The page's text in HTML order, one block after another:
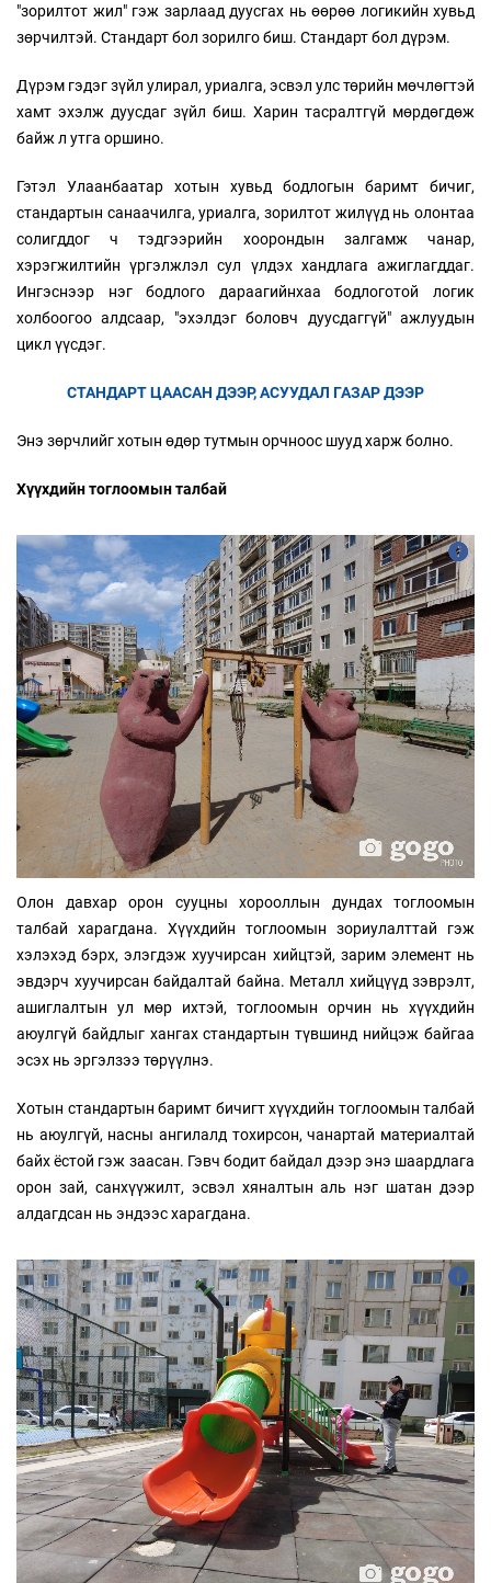
"зорилтот жил" гэж зарлаад дуусгах нь өөрөө логикийн хувьд
зөрчилтэй. Стандарт бол зорилго биш. Стандарт бол дүрэм.
Дүрэм гэдэг зүйл улирал, уриалга, эсвэл улс төрийн мөчлөгтэй
хамт эхэлж дуусдаг зүйл биш. Харин тасралтгүй мөрдөгдөж
байж л утга оршино.
Гэтэл Улаанбаатар хотын хувьд бодлогын баримт бичиг,
стандартын санаачилга, уриалга, зорилтот жилүүд нь олонтаа
солигддог ч тэдгээрийн хоорондын залгамж чанар,
хэрэгжилтийн үргэлжлэл сул үлдэх хандлага ажиглагддаг.
Ингэснээр нэг бодлого дараагийнхаа бодлоготой логик
холбоогоо алдсаар, "эхэлдэг боловч дуусдаггүй" ажлуудын
цикл үүсдэг.
СТАНДАРТ ЦААСАН ДЭЭР, АСУУДАЛ ГАЗАР ДЭЭР
Энэ зөрчлийг хотын өдөр тутмын орчноос шууд харж болно.
Хүүхдийн тоглоомын талбай
Олон давхар орон сууцны хорооллын дундах тоглоомын
талбай харагдана. Хүүхдийн тоглоомын зориулалттай гэж
хэлэхэд бэрх, элэгдэж хуучирсан хийцтэй, зарим элемент нь
эвдэрч хуучирсан байдалтай байна. Металл хийцүүд зэврэлт,
ашиглалтын ул мөр ихтэй, тоглоомын орчин нь хүүхдийн
аюулгүй байдлыг хангах стандартын түвшинд нийцэж байгаа
эсэх нь эргэлзээ төрүүлнэ.
Хотын стандартын баримт бичигт хүүхдийн тоглоомын талбай
нь аюулгүй, насны ангилалд тохирсон, чанартай материалтай
байх ёстой гэж заасан. Гэвч бодит байдал дээр энэ шаардлага
орон зай, санхүүжилт, эсвэл хяналтын аль нэг шатан дээр
алдагдсан нь эндээс харагдана.